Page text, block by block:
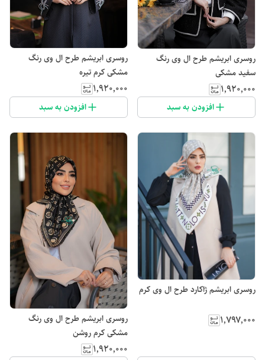
روسری ابریشم طرح ال وی رنگ
سفید مشکی
۱٬۹۲۰٬۰۰۰
افزودن به سبد
روسری ابریشم طرح ال وی رنگ
مشکی کرم تیره
۱٬۹۲۰٬۰۰۰
افزودن به سبد
روسری ابریشم ژاکارد طرح ال وی کرم
۱٬۷۹۷٬۰۰۰
روسری ابریشم طرح ال وی رنگ
مشکی کرم روشن
۱٬۹۲۰٬۰۰۰